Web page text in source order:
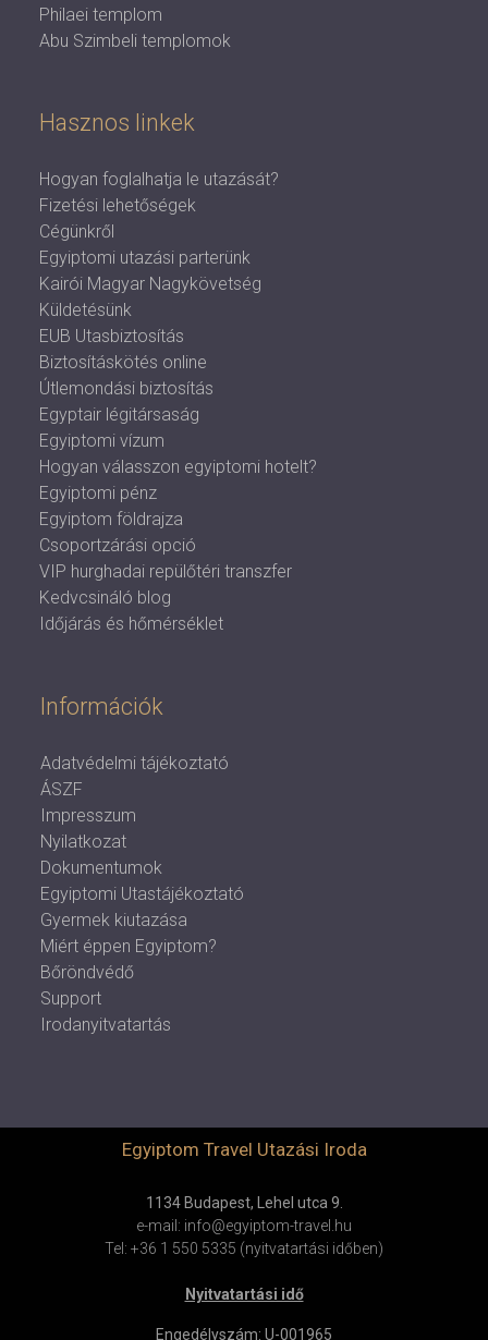
Philaei templom
Abu Szimbeli templomok
Hasznos linkek
Hogyan foglalhatja le utazását?
Fizetési lehetőségek
Cégünkről
Egyiptomi utazási parterünk
Kairói Magyar Nagykövetség
Küldetésünk
EUB Utasbiztosítás
Biztosításkötés online
Útlemondási biztosítás
Egyptair légitársaság
Egyiptomi vízum
Hogyan válasszon egyiptomi hotelt?
Egyiptomi pénz
Egyiptom földrajza
Csoportzárási opció
VIP hurghadai repülőtéri transzfer
Kedvcsináló blog
Időjárás és hőmérséklet
Információk
Adatvédelmi tájékoztató
ÁSZF
Impresszum
Nyilatkozat
Dokumentumok
Egyiptomi Utastájékoztató
Gyermek kiutazása
Miért éppen Egyiptom?
Bőröndvédő
Support
Irodanyitvatartás
Egyiptom Travel Utazási Iroda
1134 Budapest, Lehel utca 9.
e-mail: info@egyiptom-travel.hu
Tel: +36 1 550 5335 (nyitvatartási időben)
Nyitvatartási idő
Engedélyszám: U-001965